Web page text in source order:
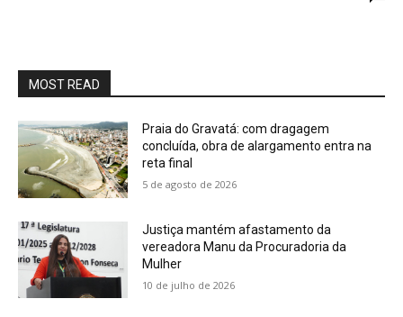
MOST READ
Praia do Gravatá: com dragagem
concluída, obra de alargamento entra na
reta final
5 de agosto de 2026
Justiça mantém afastamento da
vereadora Manu da Procuradoria da
Mulher
10 de julho de 2026